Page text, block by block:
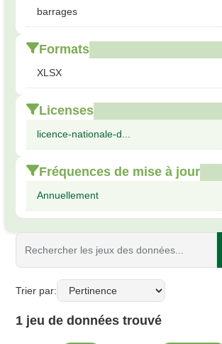
barrages
Formats
XLSX
Licenses
licence-nationale-d...
Fréquences de mise à jour
Annuellement
Trier par
1 jeu de données trouvé